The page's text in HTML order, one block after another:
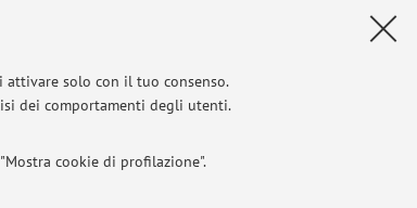
solo con il tuo consenso.
dei comportamenti degli utenti.
cookie di profilazione".